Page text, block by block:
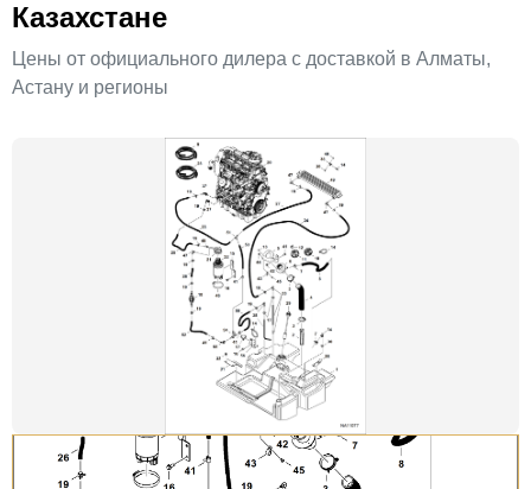
Казахстане
Цены от официального дилера с доставкой в Алматы,
Астану и регионы